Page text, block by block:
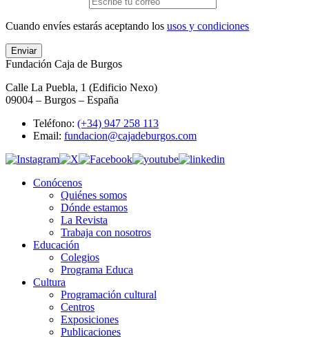
Cuando envíes estarás aceptando los usos y condiciones
Enviar
Fundación Caja de Burgos
Calle La Puebla, 1 (Edificio Nexo)
09004 – Burgos – España
Teléfono: (+34) 947 258 113
Email: fundacion@cajadeburgos.com
Conócenos
Quiénes somos
Dónde estamos
La Revista
Trabaja con nosotros
Educación
Colegios
Programa Educa
Cultura
Programación cultural
Centros
Exposiciones
Publicaciones